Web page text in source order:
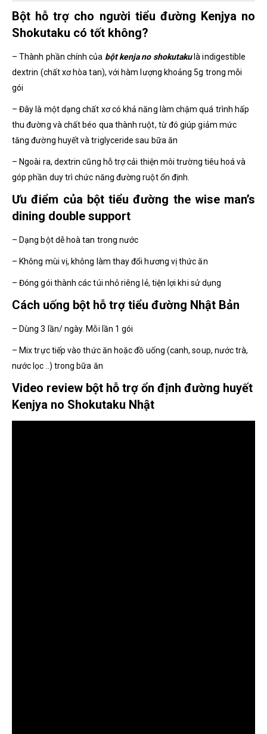
Bột hỗ trợ cho người tiểu đường Kenjya no
Shokutaku có tốt không?
– Thành phần chính của bột kenja no shokutakulà indigestible
dextrin (chất xơ hòa tan), với hàm lượng khoảng 5g trong mỗi
gói
– Đây là một dạng chất xơ có khả năng làm chậm quá trình hấp
thu đường và chất béo qua thành ruột, từ đó giúp giảm mức
tăng đường huyết và triglyceride sau bữa ăn
– Ngoài ra, dextrin cũng hỗ trợ cải thiện môi trường tiêu hoá và
góp phần duy trì chức năng đường ruột ổn định.
Ưu điểm của bột tiểu đường the wise man’s
dining double support
– Dạng bột dễ hoà tan trong nước
– Không mùi vị, không làm thay đổi hương vị thức ăn
– Đóng gói thành các túi nhỏ riêng lẻ, tiện lợi khi sử dụng
Cách uống bột hỗ trợ tiểu đường Nhật Bản
– Dùng 3 lần/ ngày. Mỗi lần 1 gói
– Mix trực tiếp vào thức ăn hoặc đồ uống (canh, soup, nước trà,
nước lọc ..) trong bữa ăn
Video review bột hỗ trợ ổn định đường huyết
Kenjya no Shokutaku Nhật